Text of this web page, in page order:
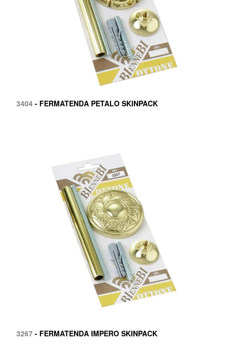
3404- FERMATENDA PETALO SKINPACK
3267- FERMATENDA IMPERO SKINPACK